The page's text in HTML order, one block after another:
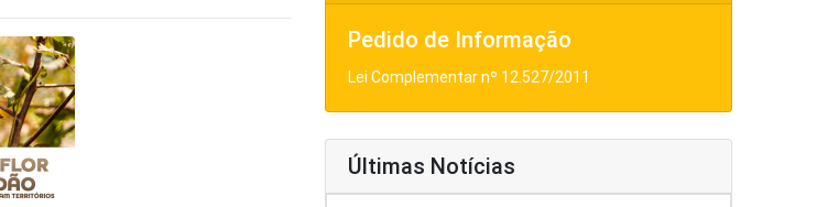
Pedido de Informação
Lei Complementar nº 12.527/2011
Últimas Notícias